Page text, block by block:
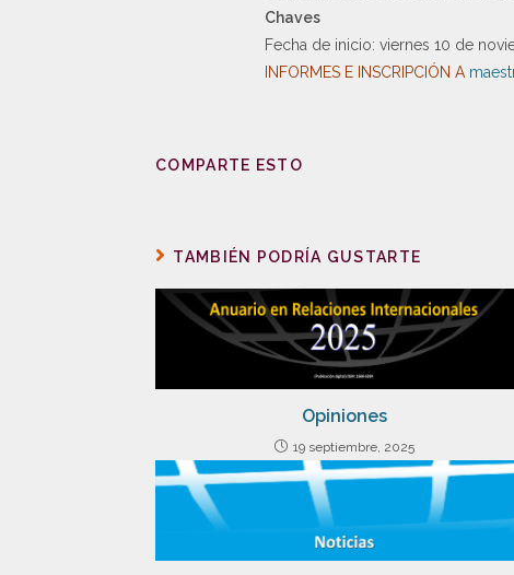
Chaves
Fecha de inicio: viernes 10 de
INFORMES E INSCRIPCIÓN A
COMPARTE ESTO
TAMBIÉN PODRÍA GUSTARTE
Opiniones
19 septiembre, 2025